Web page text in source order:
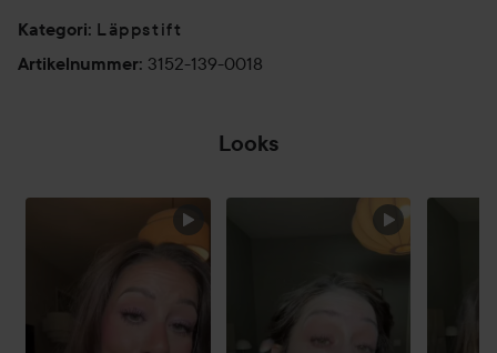
Kategori: Läppstift
Artikelnummer: 3152-139-0018
Looks
HOPPA ÖVER SEKTIONEN